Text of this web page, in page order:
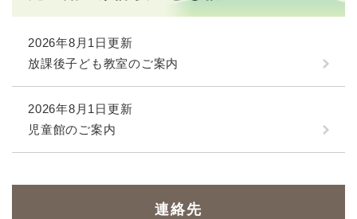
2026年8月1日更新
放課後子ども教室のご案内
2026年8月1日更新
児童館のご案内
連絡先